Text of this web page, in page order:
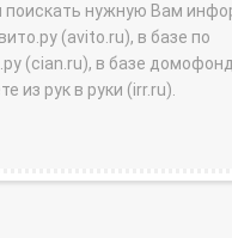
поискать нужную Вам
(avito.ru), в базе по
(cian.ru), в базе
из рук в руки (irr.ru).